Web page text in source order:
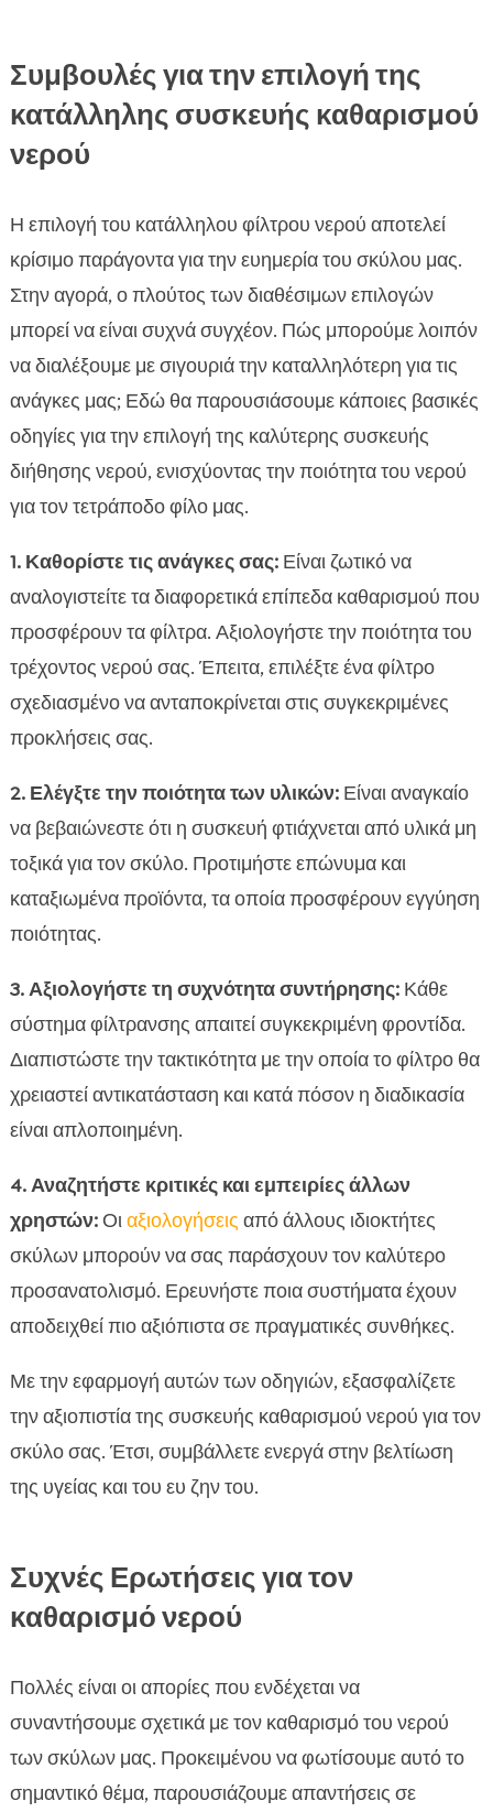
Συμβουλές για την επιλογή της
κατάλληλης συσκευής καθαρισμού
νερού
Η επιλογή του κατάλληλου φίλτρου νερού αποτελεί
κρίσιμο παράγοντα για την ευημερία του σκύλου μας.
Στην αγορά, ο πλούτος των διαθέσιμων επιλογών
μπορεί να είναι συχνά συγχέον. Πώς μπορούμε λοιπόν
να διαλέξουμε με σιγουριά την καταλληλότερη για τις
ανάγκες μας; Εδώ θα παρουσιάσουμε κάποιες βασικές
οδηγίες για την επιλογή της καλύτερης συσκευής
διήθησης νερού, ενισχύοντας την ποιότητα του νερού
για τον τετράποδο φίλο μας.
1. Καθορίστε τις ανάγκες σας:Είναι ζωτικό να
αναλογιστείτε τα διαφορετικά επίπεδα καθαρισμού που
προσφέρουν τα φίλτρα. Αξιολογήστε την ποιότητα του
τρέχοντος νερού σας. Έπειτα, επιλέξτε ένα φίλτρο
σχεδιασμένο να ανταποκρίνεται στις συγκεκριμένες
προκλήσεις σας.
2. Ελέγξτε την ποιότητα των υλικών:Είναι αναγκαίο
να βεβαιώνεστε ότι η συσκευή φτιάχνεται από υλικά μη
τοξικά για τον σκύλο. Προτιμήστε επώνυμα και
καταξιωμένα προϊόντα, τα οποία προσφέρουν εγγύηση
ποιότητας.
3. Αξιολογήστε τη συχνότητα συντήρησης:Κάθε
σύστημα φίλτρανσης απαιτεί συγκεκριμένη φροντίδα.
Διαπιστώστε την τακτικότητα με την οποία το φίλτρο θα
χρειαστεί αντικατάσταση και κατά πόσον η διαδικασία
είναι απλοποιημένη.
4. Αναζητήστε κριτικές και εμπειρίες άλλων
χρηστών:Οιαξιολογήσεις από άλλους ιδιοκτήτες
σκύλων μπορούν να σας παράσχουν τον καλύτερο
προσανατολισμό. Ερευνήστε ποια συστήματα έχουν
αποδειχθεί πιο αξιόπιστα σε πραγματικές συνθήκες.
Με την εφαρμογή αυτών των οδηγιών, εξασφαλίζετε
την αξιοπιστία της συσκευής καθαρισμού νερού για τον
σκύλο σας. Έτσι, συμβάλλετε ενεργά στην βελτίωση
της υγείας και του ευ ζην του.
Συχνές Ερωτήσεις για τον
καθαρισμό νερού
Πολλές είναι οι απορίες που ενδέχεται να
συναντήσουμε σχετικά με τον καθαρισμό του νερού
των σκύλων μας. Προκειμένου να φωτίσουμε αυτό το
σημαντικό θέμα, παρουσιάζουμε απαντήσεις σε